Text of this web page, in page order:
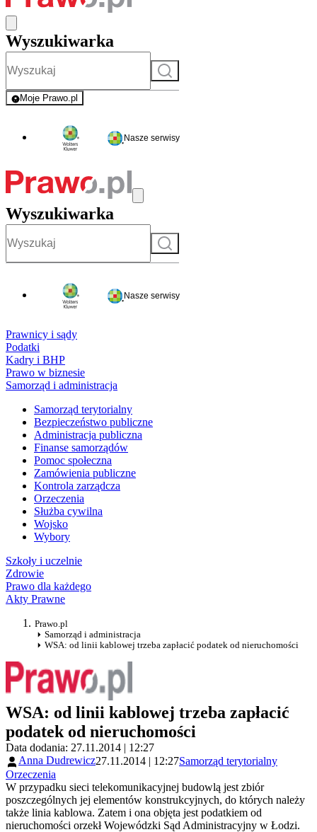
Wyszukiwarka
Szukaj
Moje Prawo.pl
- rejestracja i logowanie do serwisu
Nasze serwisy
Wyszukiwarka
Szukaj
Nasze serwisy
Prawnicy i sądy
Podatki
Kadry i BHP
Prawo w biznesie
Samorząd i administracja
Samorząd terytorialny
Bezpieczeństwo publiczne
Administracja publiczna
Finanse samorządów
Pomoc społeczna
Zamówienia publiczne
Kontrola zarządcza
Orzeczenia
Służba cywilna
Wojsko
Wybory
Szkoły i uczelnie
Zdrowie
Prawo dla każdego
Akty Prawne
Prawo.pl
Samorząd i administracja
WSA: od linii kablowej trzeba zapłacić podatek od nieruchomości
WSA: od linii kablowej trzeba zapłacić
podatek od nieruchomości
Data dodania: 27.11.2014 | 12:27
Anna Dudrewicz27.11.2014 | 12:27Samorząd terytorialny
Orzeczenia
W przypadku sieci telekomunikacyjnej budowlą jest zbiór
poszczególnych jej elementów konstrukcyjnych, do których należy
także linia kablowa. Zatem i ona objęta jest podatkiem od
nieruchomości orzekł Wojewódzki Sąd Administracyjny w Łodzi.